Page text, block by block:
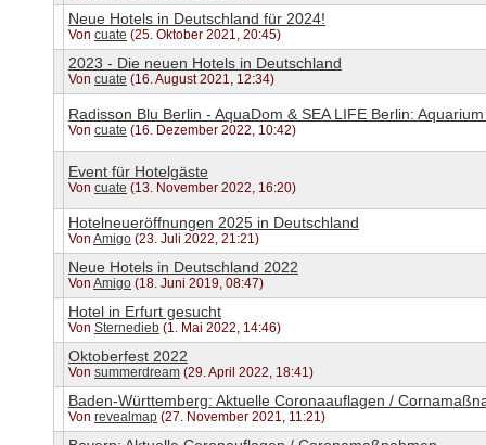
Neue Hotels in Deutschland für 2024!
Von cuate (25. Oktober 2021, 20:45)
2023 - Die neuen Hotels in Deutschland
Von cuate (16. August 2021, 12:34)
Radisson Blu Berlin - AquaDom & SEA LIFE Berlin:
Von cuate (16. Dezember 2022, 10:42)
Event für Hotelgäste
Von cuate (13. November 2022, 16:20)
Hotelneueröffnungen 2025 in Deutschland
Von Amigo (23. Juli 2022, 21:21)
Neue Hotels in Deutschland 2022
Von Amigo (18. Juni 2019, 08:47)
Hotel in Erfurt gesucht
Von Sternedieb (1. Mai 2022, 14:46)
Oktoberfest 2022
Von summerdream (29. April 2022, 18:41)
Baden-Württemberg: Aktuelle Coronaauflagen /
Von revealmap (27. November 2021, 11:21)